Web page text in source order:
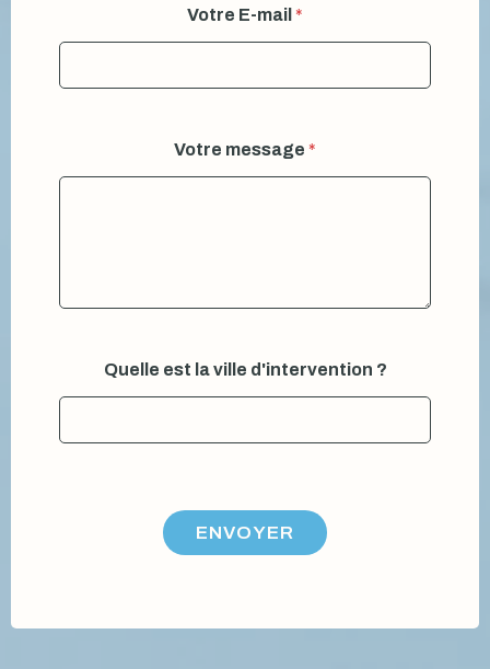
Votre E-mail *
Votre message *
Quelle est la ville d'intervention ?
ENVOYER